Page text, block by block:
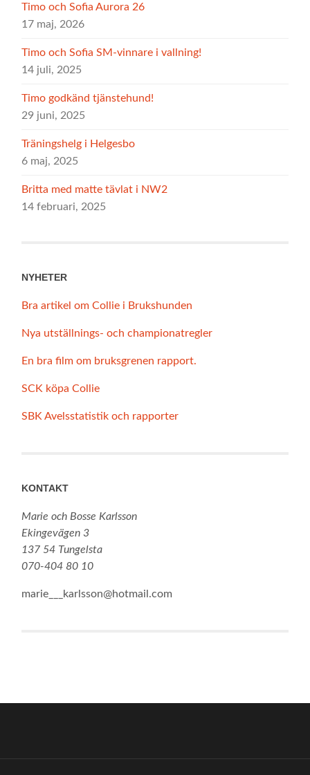
Timo och Sofia Aurora 26
17 maj, 2026
Timo och Sofia SM-vinnare i vallning!
14 juli, 2025
Timo godkänd tjänstehund!
29 juni, 2025
Träningshelg i Helgesbo
6 maj, 2025
Britta med matte tävlat i NW2
14 februari, 2025
NYHETER
Bra artikel om Collie i Brukshunden
Nya utställnings- och championatregler
En bra film om bruksgrenen rapport.
SCK köpa Collie
SBK Avelsstatistik och rapporter
KONTAKT
Marie och Bosse Karlsson
Ekingevägen 3
137 54 Tungelsta
070-404 80 10
marie___karlsson@hotmail.com